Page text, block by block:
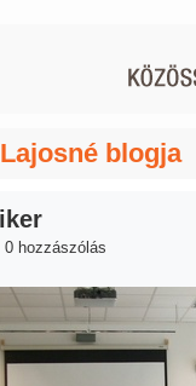
blogja
0 hozzászólás